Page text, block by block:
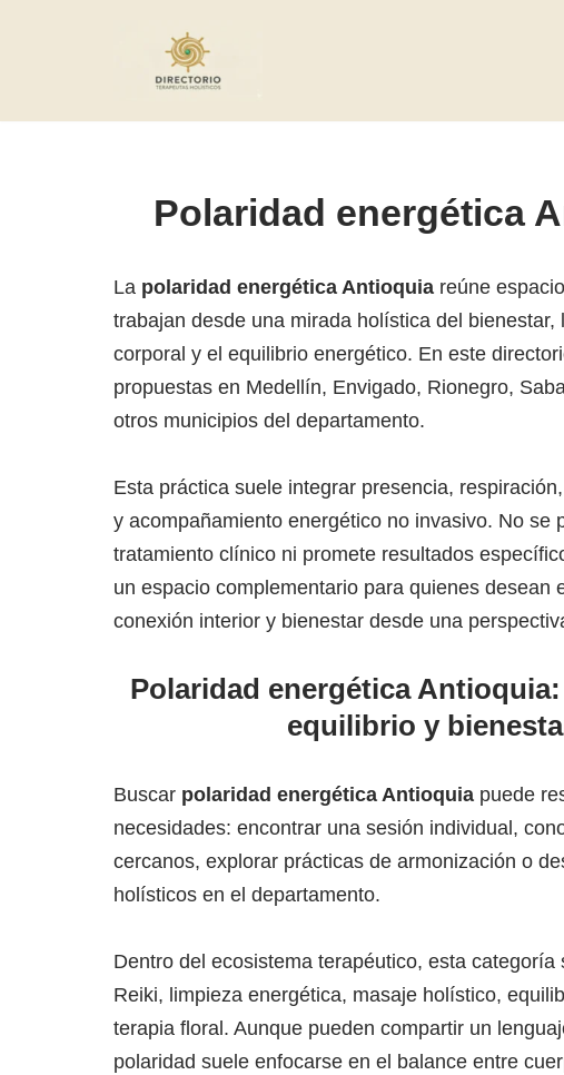
Polaridad energética
La polaridad energética Antioquia reúne
trabajan desde una mirada holística del bienestar,
corporal y el equilibrio energético. En este
propuestas en Medellín, Envigado, Rionegro,
otros municipios del departamento.
Esta práctica suele integrar presencia,
y acompañamiento energético no invasivo. No se
tratamiento clínico ni promete resultados
un espacio complementario para quienes desean
conexión interior y bienestar desde una
Polaridad energética
equilibrio y
Buscar polaridad energética Antioquia puede
necesidades: encontrar una sesión individual,
cercanos, explorar prácticas de armonización o
holísticos en el departamento.
Dentro del ecosistema terapéutico, esta categoría
Reiki, limpieza energética, masaje holístico,
terapia floral. Aunque pueden compartir un
polaridad suele enfocarse en el balance entre